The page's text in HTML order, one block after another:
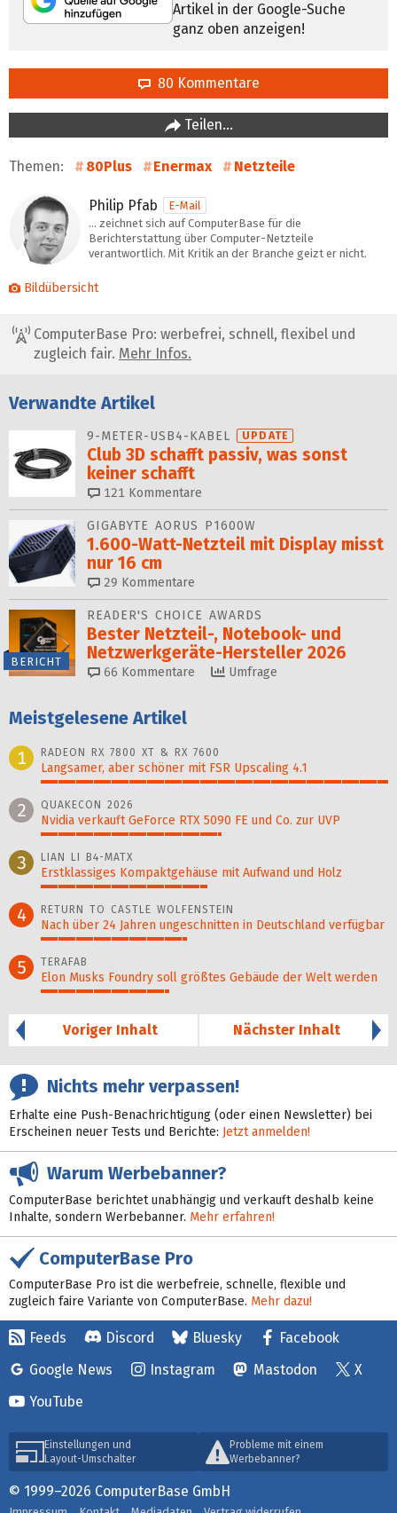
Artikel in der Google-Suche
ganz oben anzeigen!
80 Kommentare
Teilen…
Themen: 80Plus Enermax Netzteile
Philip Pfab
E-Mail
… zeichnet sich auf ComputerBase für die
Berichterstattung über Computer-Netzteile
verantwortlich. Mit Kritik an der Branche geizt er nicht.
Bildübersicht
ComputerBase Pro: werbefrei, schnell, flexibel und
zugleich fair. Mehr Infos.
Verwandte Artikel
9-METER-USB4-KABEL UPDATE
Club 3D schafft passiv, was sonst
keiner schafft
121 Kommentare
GIGABYTE AORUS P1600W
1.600-Watt-Netzteil mit Display misst
nur 16 cm
29 Kommentare
BERICHT
READER'S CHOICE AWARDS
Bester Netzteil-, Notebook- und
Netzwerkgeräte-Hersteller 2026
66 Kommentare Umfrage
Meistgelesene Artikel
1
RADEON RX 7800 XT & RX 7600
Langsamer, aber schöner mit FSR Upscaling 4.1
100%
2 QUAKECON 2026
Nvidia verkauft GeForce RTX 5090 FE und Co. zur UVP
52%
3 LIAN LI B4-MATX
Erstklassiges Kompaktgehäuse mit Aufwand und Holz
48%
4 RETURN TO CASTLE WOLFENSTEIN
Nach über 24 Jahren ungeschnitten in Deutschland verfügbar
42%
5 TERAFAB
Elon Musks Foundry soll größ­tes Gebäude der Welt werden
37%
Voriger Inhalt
Nächster Inhalt
Nichts mehr verpassen!
Erhalte eine Push-Benachrichtigung (oder einen Newsletter) bei
Erscheinen neuer Tests und Berichte: Jetzt anmelden!
Warum Werbebanner?
ComputerBase berichtet unabhängig und verkauft deshalb keine
Inhalte, sondern Werbebanner. Mehr erfahren!
ComputerBase Pro
ComputerBase Pro ist die werbefreie, schnelle, flexible und
zugleich faire Variante von ComputerBase. Mehr dazu!
Feeds Discord Bluesky
Facebook
Google News
Instagram Mastodon
X
YouTube
Einstellungen und
Layout-Umschalter
Probleme mit einem
Werbebanner?
© 1999–2026 ComputerBase GmbH